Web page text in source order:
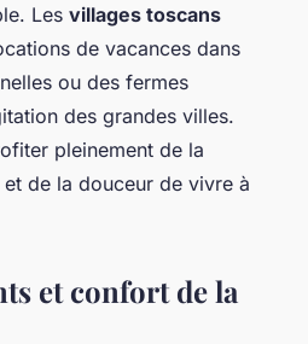
Les villages toscans
de vacances dans
ou des fermes
des grandes villes.
pleinement de la
de la douceur de vivre à
et confort de la